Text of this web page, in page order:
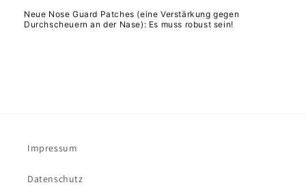
Neue Nose Guard Patches (eine Verstärkung gegen
Durchscheuern an der Nase): Es muss robust sein!
Impressum
Datenschutz